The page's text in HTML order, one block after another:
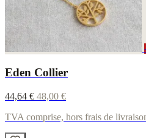
Eden Collier
44,64 € 48,00 €
TVA comprise, hors frais de